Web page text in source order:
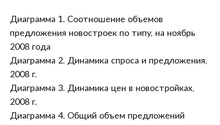
Диаграмма 1. Соотношение объемов
предложения новостроек по типу, на ноябрь
2008 года
Диаграмма 2. Динамика спроса и предложения,
2008 г.
Диаграмма 3. Динамика цен в новостройках,
2008 г.
Диаграмма 4. Общий объем предложений